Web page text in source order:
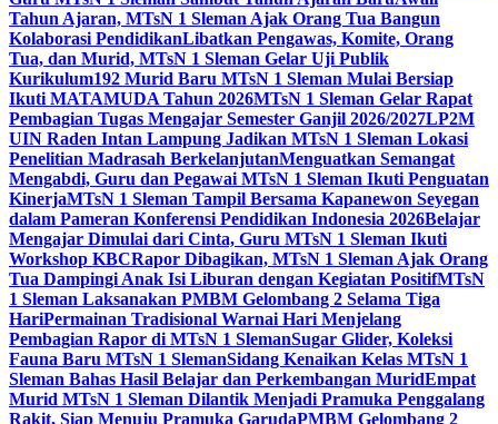
Tahun Ajaran, MTsN 1 Sleman Ajak Orang Tua Bangun
Kolaborasi PendidikanLibatkan Pengawas, Komite, Orang
Tua, dan Murid, MTsN 1 Sleman Gelar Uji Publik
Kurikulum192 Murid Baru MTsN 1 Sleman Mulai Bersiap
Ikuti MATAMUDA Tahun 2026MTsN 1 Sleman Gelar Rapat
Pembagian Tugas Mengajar Semester Ganjil 2026/2027LP2M
UIN Raden Intan Lampung Jadikan MTsN 1 Sleman Lokasi
Penelitian Madrasah BerkelanjutanMenguatkan Semangat
Mengabdi, Guru dan Pegawai MTsN 1 Sleman Ikuti Penguatan
KinerjaMTsN 1 Sleman Tampil Bersama Kapanewon Seyegan
dalam Pameran Konferensi Pendidikan Indonesia 2026Belajar
Mengajar Dimulai dari Cinta, Guru MTsN 1 Sleman Ikuti
Workshop KBCRapor Dibagikan, MTsN 1 Sleman Ajak Orang
Tua Dampingi Anak Isi Liburan dengan Kegiatan PositifMTsN
1 Sleman Laksanakan PMBM Gelombang 2 Selama Tiga
HariPermainan Tradisional Warnai Hari Menjelang
Pembagian Rapor di MTsN 1 SlemanSugar Glider, Koleksi
Fauna Baru MTsN 1 SlemanSidang Kenaikan Kelas MTsN 1
Sleman Bahas Hasil Belajar dan Perkembangan MuridEmpat
Murid MTsN 1 Sleman Dilantik Menjadi Pramuka Penggalang
Rakit, Siap Menuju Pramuka GarudaPMBM Gelombang 2